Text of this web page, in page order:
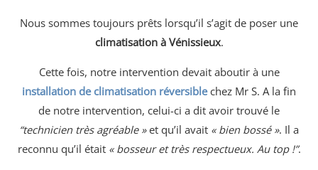
Nous sommes toujours prêts lorsqu’il s’agit de poser une
climatisation à Vénissieux.
Cette fois, notre intervention devait aboutir à une
installation de climatisation réversiblechez Mr S. A la fin
de notre intervention, celui-ci a dit avoir trouvé le
“technicien très agréable »et qu’il avait « bien bossé ». Il a
reconnu qu’il était « bosseur et très respectueux. Au top !”.